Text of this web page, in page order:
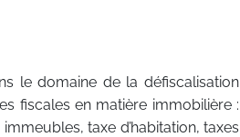
le domaine de la défiscalisation
fiscales en matière immobilière :
taxe d’habitation, taxes